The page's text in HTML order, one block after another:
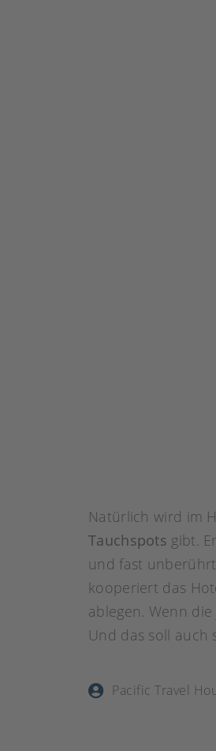
Natürlich wird im
Tauchspots gibt.
und fast
kooperiert das
ablegen. Wenn
Und das soll auch
Pacific Travel